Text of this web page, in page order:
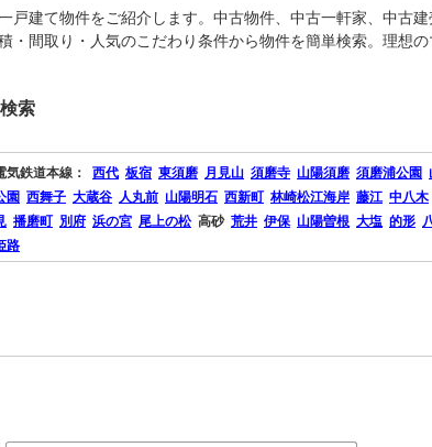
戸建て物件をご紹介します。中古物件、中古一軒家、中古
・間取り・人気のこだわり条件から物件を簡単検索。理想
索
気鉄道本線： 西代 板宿 東須磨 月見山 須磨寺 山陽須磨 須磨浦公園
園 西舞子 大蔵谷 人丸前 山陽明石 西新町 林崎松江海岸 藤江 中八木
播磨町 別府 浜の宮 尾上の松 高砂 荒井 伊保 山陽曽根 大塩 的形
路